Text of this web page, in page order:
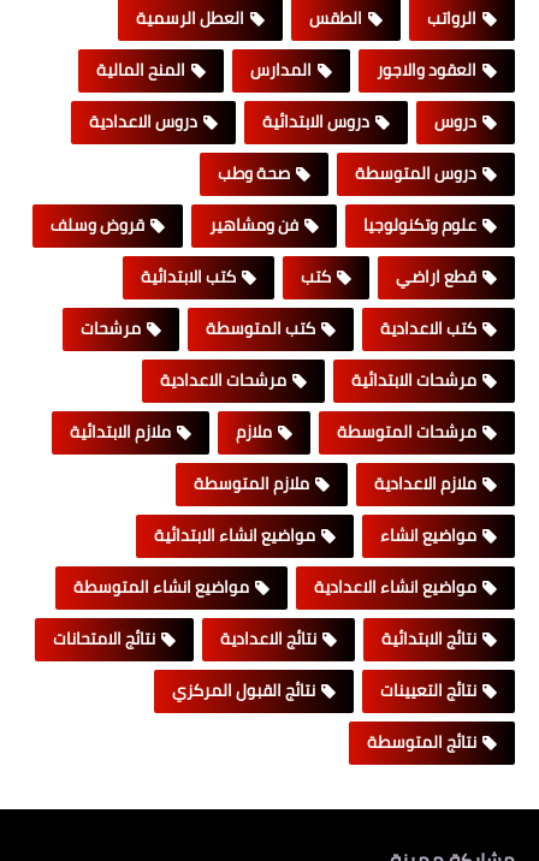
الرواتب
الطقس
العطل الرسمية
العقود والاجور
المدارس
المنح المالية
دروس
دروس الابتدائية
دروس الاعدادية
دروس المتوسطة
صحة وطب
علوم وتكنولوجيا
فن ومشاهير
قروض وسلف
قطع اراضي
كتب
كتب الابتدائية
كتب الاعدادية
كتب المتوسطة
مرشحات
مرشحات الابتدائية
مرشحات الاعدادية
مرشحات المتوسطة
ملازم
ملازم الابتدائية
ملازم الاعدادية
ملازم المتوسطة
مواضيع انشاء
مواضيع انشاء الابتدائية
مواضيع انشاء الاعدادية
مواضيع انشاء المتوسطة
نتائج الابتدائية
نتائج الاعدادية
نتائج الامتحانات
نتائج التعيينات
نتائج القبول المركزي
نتائج المتوسطة